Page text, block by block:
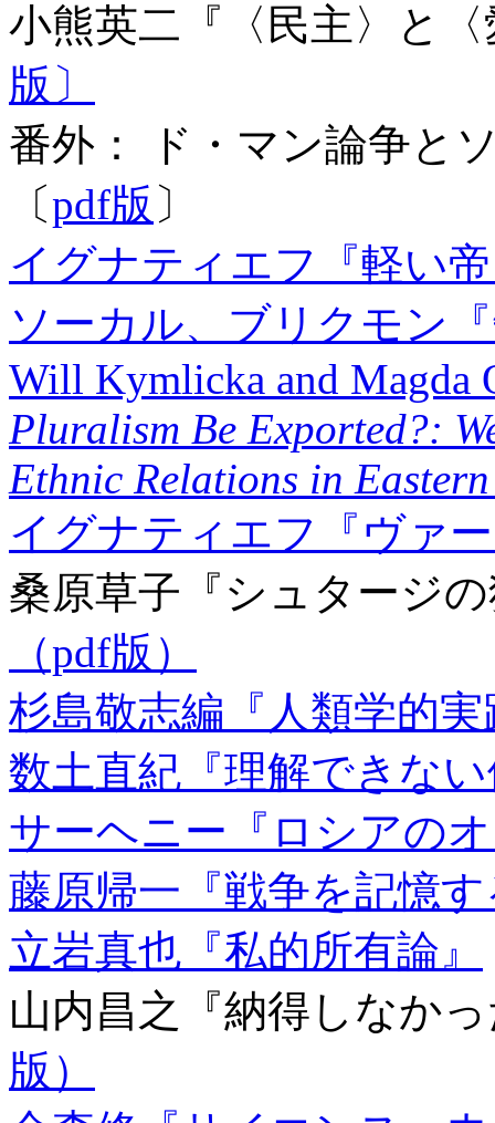
小熊英二『〈民主〉と
版〕
番外： ド・マン論争と
〔pdf版 〕
イグナティエフ『軽い
ソーカル、ブリクモン
Will Kymlicka and Magda
Pluralism Be Exported?:
Ethnic Relations in
イグナティエフ『ヴァ
桑原草子『シュター
（pdf版）
杉島敬志編『人類学的
数土直紀『理解できな
サーヘニー『ロシアの
藤原帰一『戦争を記憶
立岩真也『私的所有論』
山内昌之『納得しなか
版）